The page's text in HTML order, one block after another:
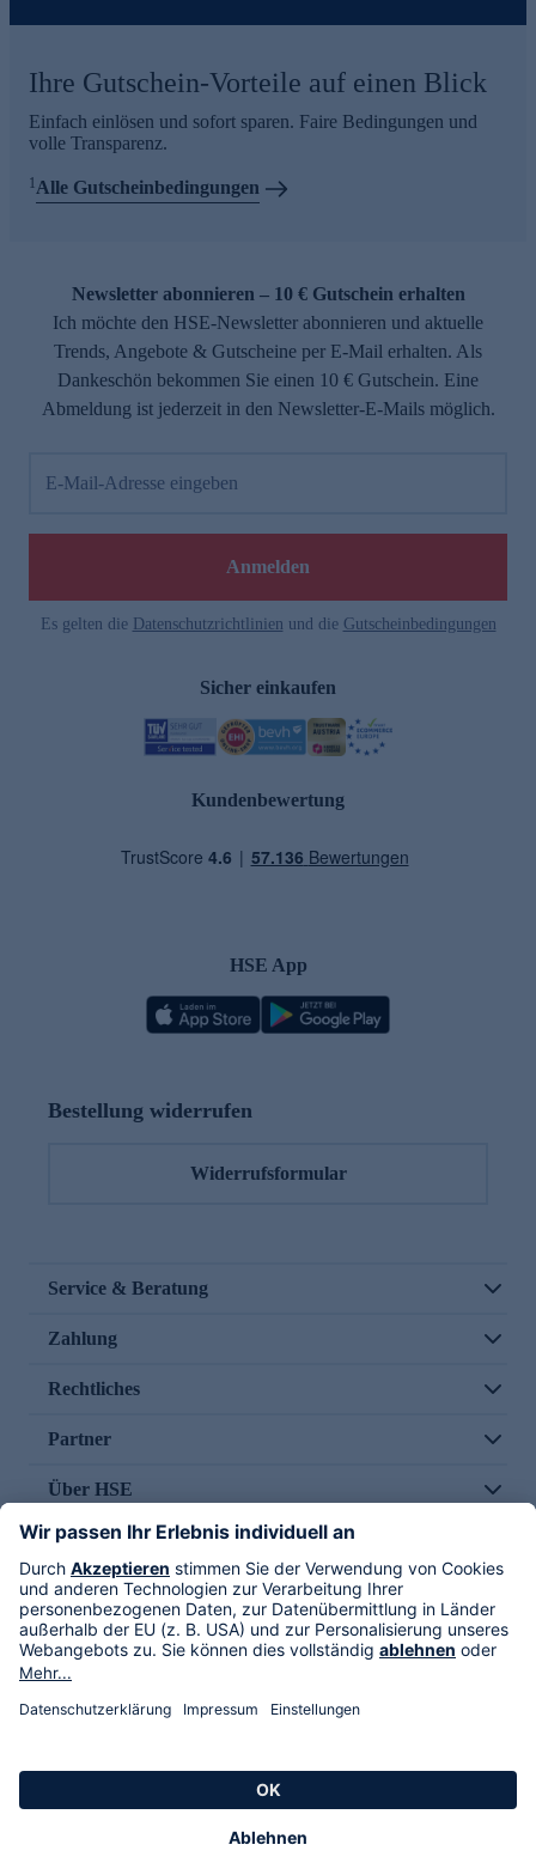
Ihre Gutschein-Vorteile auf einen Blick
Einfach einlösen und sofort sparen. Faire Bedingungen und
volle Transparenz.
1Alle Gutscheinbedingungen
Newsletter abonnieren – 10 € Gutschein erhalten
Ich möchte den HSE-Newsletter abonnieren und aktuelle
Trends, Angebote & Gutscheine per E-Mail erhalten. Als
Dankeschön bekommen Sie einen 10 € Gutschein. Eine
Abmeldung ist jederzeit in den Newsletter-E-Mails möglich.
E-Mail-Adresse eingeben
Anmelden
Es gelten die Datenschutzrichtlinien und die Gutscheinbedingungen
Sicher einkaufen
Kundenbewertung
HSE App
Bestellung widerrufen
Widerrufsformular
Service & Beratung
Zahlung
Rechtliches
Partner
Über HSE
Im TV
HSE International